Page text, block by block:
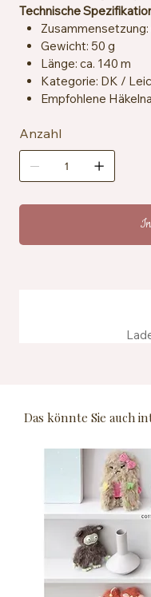
Technische
Gewicht: 50 g
Länge: ca. 140 m
Kategorie: DK /
Empfohlene
cm
Zertifizierung:
Pflegehinweise:
Anzahl
Das könnte Sie auch